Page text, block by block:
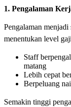
1. Pengalaman
Pengalaman
menentukan level
Staff
matang
Lebih cepat
Berpeluang
Semakin tinggi